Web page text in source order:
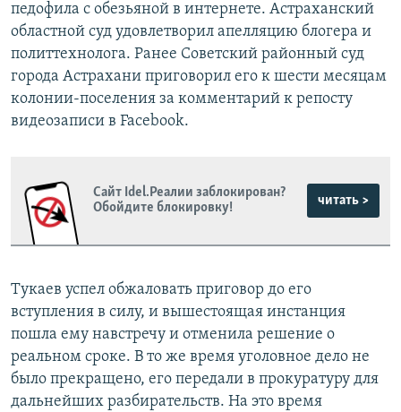
педофила с обезьяной в интернете. Астраханский
областной суд удовлетворил апелляцию блогера и
политтехнолога. Ранее Советский районный суд
города Астрахани приговорил его к шести месяцам
колонии-поселения за комментарий к репосту
видеозаписи в Facebook.
Сайт Idel.Реалии заблокирован?
Обойдите блокировку!
читать >
Тукаев успел обжаловать приговор до его
вступления в силу, и вышестоящая инстанция
пошла ему навстречу и отменила решение о
реальном сроке. В то же время уголовное дело не
было прекращено, его передали в прокуратуру для
дальнейших разбирательств. На это время